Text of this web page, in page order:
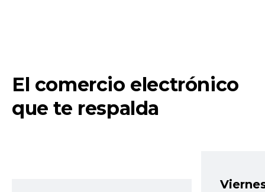
El comercio electrónico
que te respalda